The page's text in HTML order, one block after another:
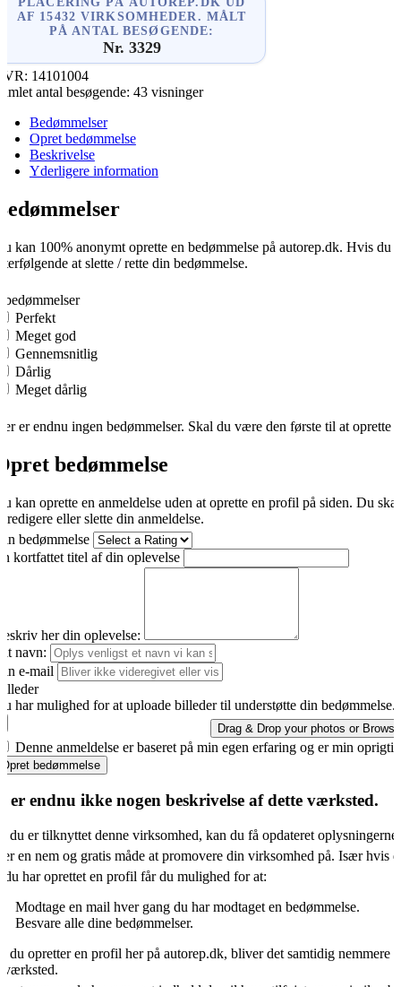
AF 15432 VIRKSOMHEDER. MÅLT
PÅ ANTAL BESØGENDE:
Nr. 3329
14101004
antal besøgende: 43 visninger
Bedømmelser
Opret bedømmelse
Beskrivelse
Yderligere information
kan 100% anonymt oprette en bedømmelse på autorep.dk. Hvis
at slette / rette din bedømmelse.
bedømmelser
Perfekt
Meget god
Gennemsnitlig
Dårlig
Meget dårlig
er endnu ingen bedømmelser. Skal du være den første til at oprette
bedømmelse
kan oprette en anmeldelse uden at oprette en profil på siden. Du
redigere eller slette din anmeldelse.
bedømmelse
kortfattet titel af din oplevelse
her din oplevelse:
navn:
e-mail
har mulighed for at uploade billeder til understøtte din bedømmelse.
Drag & Drop your photos or Browse
Denne anmeldelse er baseret på min egen erfaring og er min
Opret bedømmelse
er endnu ikke nogen beskrivelse af dette værksted.
du er tilknyttet denne virksomhed, kan du få opdateret oplysningerne.
er en nem og gratis måde at promovere din virksomhed på. Især hvis
du har oprettet en profil får du mulighed for at:
Modtage en mail hver gang du har modtaget en bedømmelse.
Besvare alle dine bedømmelser.
du opretter en profil her på autorep.dk, bliver det samtidig nemmere